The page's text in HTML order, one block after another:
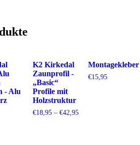
- Alu
K2 Kirkedal
Zaunprofil -
„Basic“
Profile mit
Holzstruktur
€18,95 –€42,95Preisspanne:
Montagekleber
€15,95